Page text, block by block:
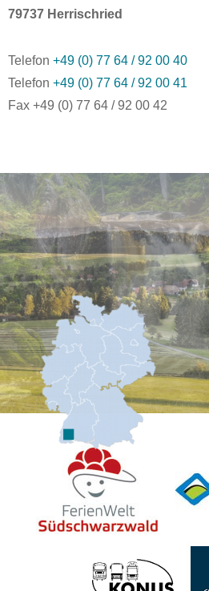
79737 Herrischried
Telefon +49 (0) 77 64 / 92 00 40
Telefon +49 (0) 77 64 / 92 00 41
Fax +49 (0) 77 64 / 92 00 42